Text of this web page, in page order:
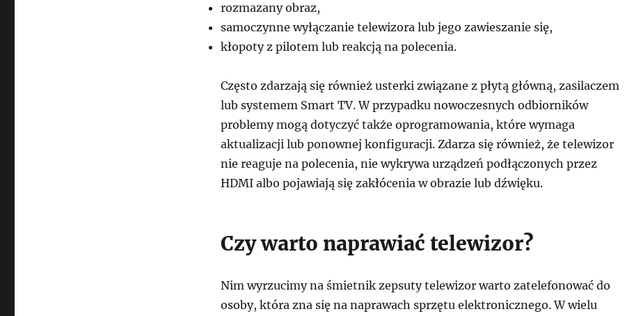
rozmazany obraz,
samoczynne wyłączanie telewizora lub jego zawieszanie się,
kłopoty z pilotem lub reakcją na polecenia.
Często zdarzają się również usterki związane z płytą główną, zasilaczem
lub systemem Smart TV. W przypadku nowoczesnych odbiorników
problemy mogą dotyczyć także oprogramowania, które wymaga
aktualizacji lub ponownej konfiguracji. Zdarza się również, że telewizor
nie reaguje na polecenia, nie wykrywa urządzeń podłączonych przez
HDMI albo pojawiają się zakłócenia w obrazie lub dźwięku.
Czy warto naprawiać telewizor?
Nim wyrzucimy na śmietnik zepsuty telewizor warto zatelefonować do
osoby, która zna się na naprawach sprzętu elektronicznego. W wielu